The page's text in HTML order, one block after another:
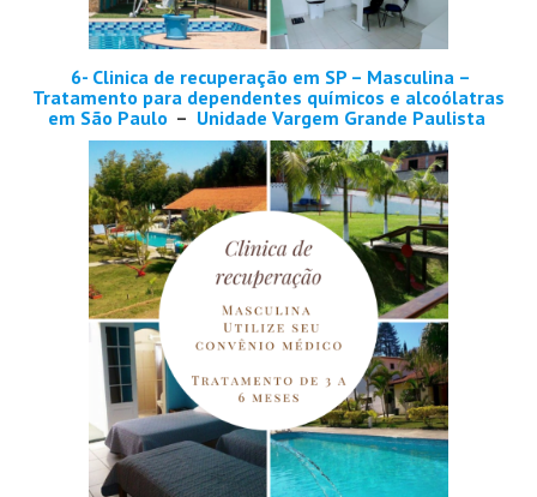
6- Clinica de recuperação em SP – Masculina –
Tratamento para dependentes químicos e alcoólatras
em São Paulo – Unidade Vargem Grande Paulista